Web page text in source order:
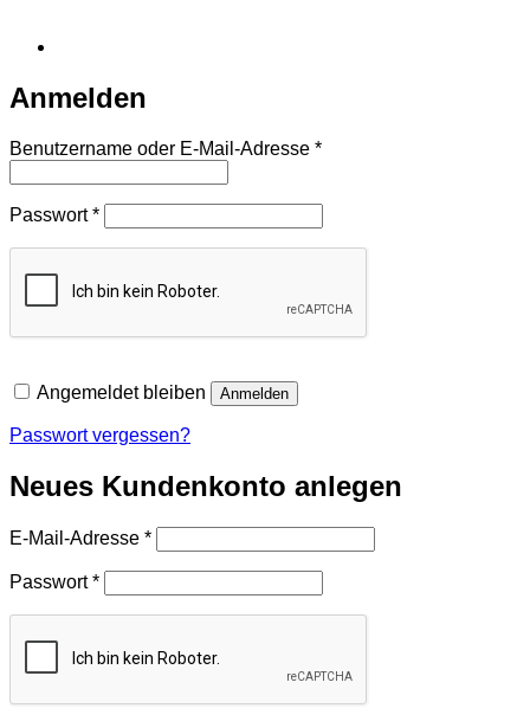
Anmelden
Benutzername oder E-Mail-Adresse *Erforderlich
Passwort*Erforderlich
Angemeldet bleiben Anmelden
Passwort vergessen?
Neues Kundenkonto anlegen
E-Mail-Adresse *Erforderlich
Passwort*Erforderlich